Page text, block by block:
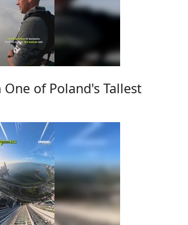
of Poland's Tallest